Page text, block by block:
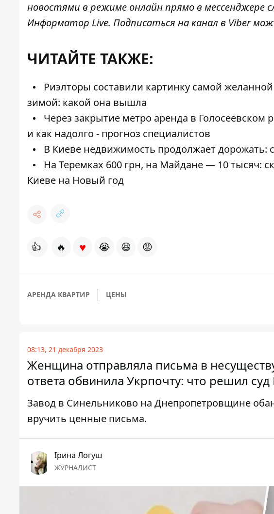
новостями в режиме онлайн прямо в мессенджере
Информатор Live. Подписаться на канал в Viber
ЧИТАЙТЕ ТАКЖЕ:
Риэлторы составили картинку самой
зимой: какой она вышла
Через закрытие метро аренда в Голосеевском
и как надолго - прогноз специалистов
В Киеве недвижимость продолжает дорожать:
На Теремках 600 грн, на Майдане — 10 тысяч:
Киеве на Новый год
👍 🔥 ♥ 😭 😆 😡
АРЕНДА КВАРТИР ЦЕНЫ
08:13, 21 декабря 2023
Женщина отправляла письма в
ответа обвинила Укрпочту: что решил суд
Завод в Синельниково на Днепропетровщине
вручить ценные письма.
Ірина Логуш
ЖУРНАЛИСТ